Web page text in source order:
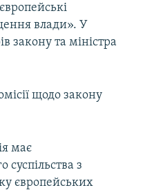
влади». У
закону та міністра
щодо закону
має
з
європейських